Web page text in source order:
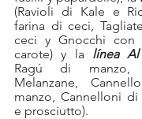
(Ravioli di Kale e
farina di ceci,
ceci y Gnocchi
carote) y la línea
Ragú di manzo,
Melanzane,
manzo, Cannelloni di
e prosciutto).